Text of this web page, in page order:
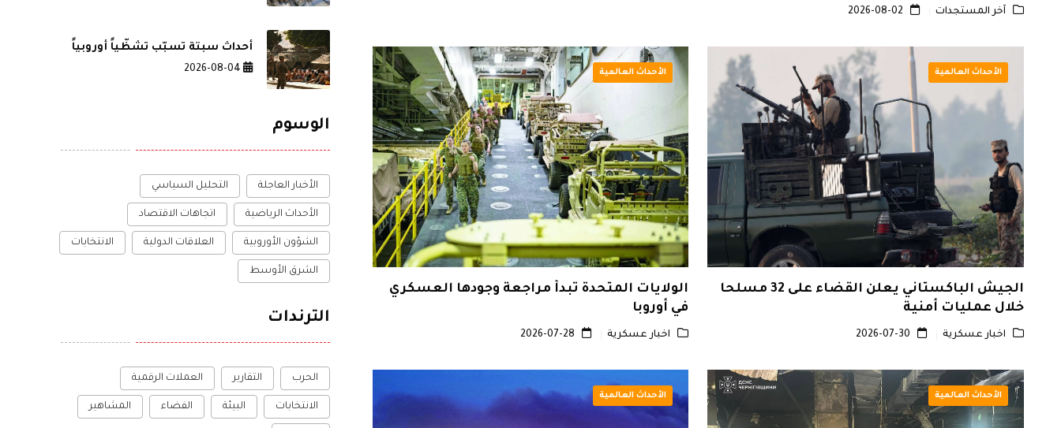
آخر المستجدات
الأحداث العالمية
الجيش الباكستاني يعلن القضاء على 32 مسلحا
خلال عمليات أمنية
اخبار عسكرية
الأحداث العالمية
الولايات المتحدة تبدأ مراجعة وجودها العسكري
في أوروبا
اخبار عسكرية
الأحداث العالمية الأحداث العالمية
أحداث سبتة تسبّب تشظّياً أوروبياً
الوسوم
الأخبار العاجلة التحليل السياسي
الأحداث الرياضية اتجاهات الاقتصاد
الشؤون الأوروبية العلاقات الدولية الانتخابات
الشرق الأوسط
الترندات
الحرب التقارير العملات الرقمية
الانتخابات البيئة الفضاء المشاهير